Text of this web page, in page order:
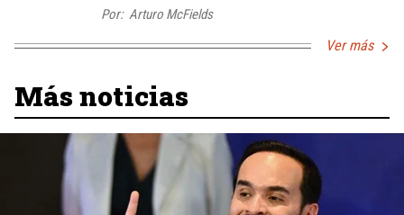
Por: Arturo McFields
Ver más
Más noticias